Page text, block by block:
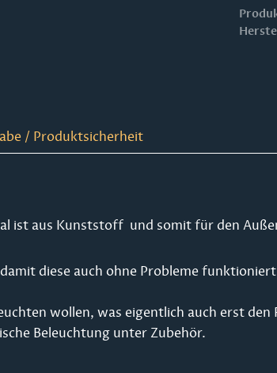
/ Produktsicherheit
ist aus Kunststoff und somit für den
diese auch ohne Probleme
wollen, was eigentlich auch erst
Beleuchtung unter Zubehör.